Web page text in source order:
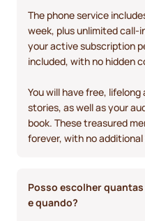
The phone service
week, plus unlimited call-
your active subscription
included, with no hidden
You will have free,
stories, as well as your
book. These treasured
forever, with no
Posso escolher
e quando?